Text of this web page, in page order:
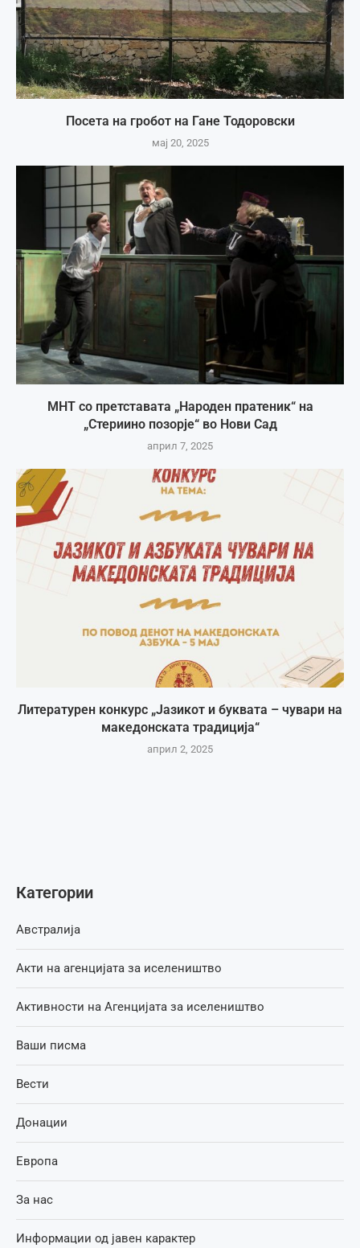
Посета на гробот на Гане Тодоровски
мај 20, 2025
МНТ со претставата „Народен пратеник“ на
„Стериино позорје“ во Нови Сад
април 7, 2025
Литературен конкурс „Јазикот и буквата – чувари на
македонската традиција“
април 2, 2025
Категории
Австралија
Акти на агенцијата за иселеништво
Активности на Агенцијата за иселеништво
Ваши писма
Вести
Донации
Европа
За нас
Информации од јавен карактер